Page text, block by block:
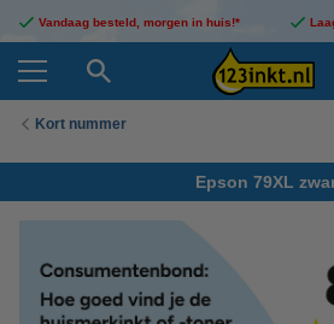
Vandaag besteld, morgen in huis!*
Kort nummer
Epson 79XL